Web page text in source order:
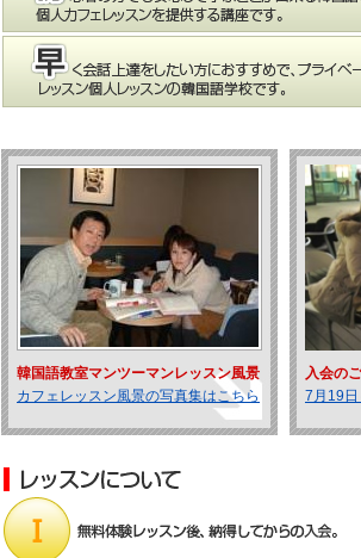
韓国語教室マンツーマンレッスン風景
カフェレッスン風景の写真集はこちら
入会の
7月19